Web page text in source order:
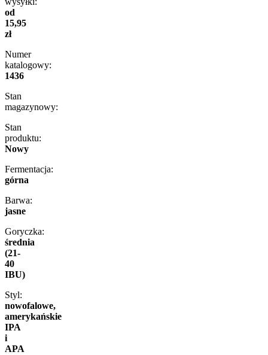
od
15,95
zł
Numer
katalogowy:
1436
Stan
magazynowy:
Stan
produktu:
Nowy
Fermentacja:
górna
Barwa:
jasne
Goryczka:
średnia
(21-
40
IBU)
Styl:
nowofalowe,
amerykańskie
IPA
i
APA